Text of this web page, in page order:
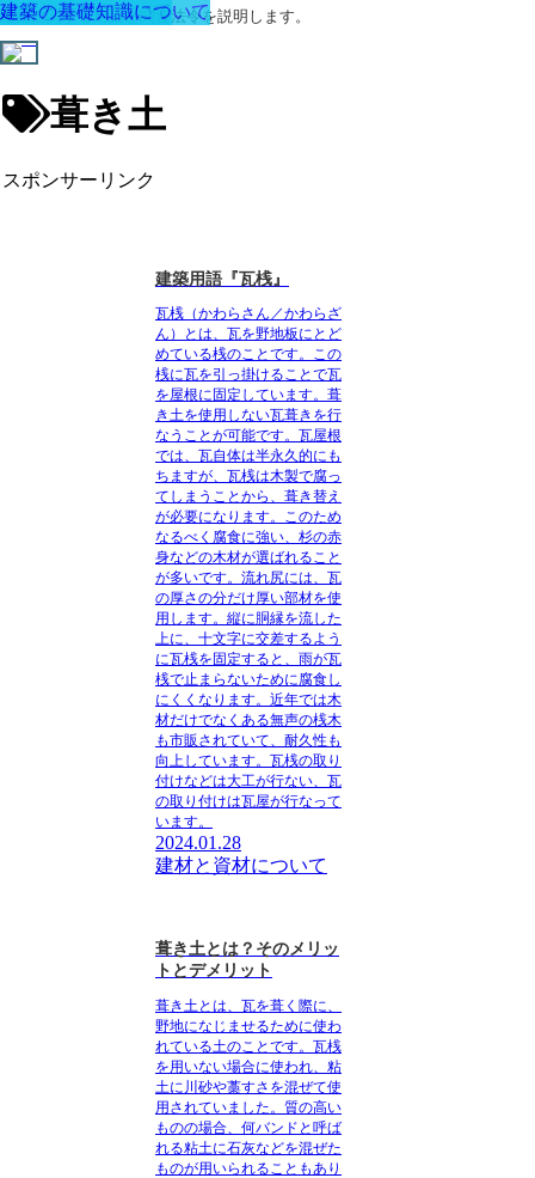
建築に関する用語と関連法令を説明します。
葺き土
スポンサーリンク
建材と資材について
建築用語『瓦桟』
瓦桟（かわらさん／かわらざ
ん）とは、瓦を野地板にとど
めている桟のことです。この
桟に瓦を引っ掛けることで瓦
を屋根に固定しています。葺
き土を使用しない瓦葺きを行
なうことが可能です。瓦屋根
では、瓦自体は半永久的にも
ちますが、 瓦桟は木製で腐っ
てしまうことから、葺き替え
が必要になります。このため
なるべく腐食に強い、杉の赤
身などの木材が選ばれること
が多いです。流れ尻には、瓦
の厚さの分だけ厚い部材を使
用します。縦に胴縁を流した
上に、十文字に交差するよう
に瓦桟を固定すると、雨が瓦
桟で止まらないために腐食し
にくくなります。近年では木
材だけでなくある無声の桟木
も市販されていて、耐久性も
向上しています。瓦桟の取り
付けなどは大工が行ない、瓦
の取り付けは瓦屋が行なって
います。
2024.01.28
建材と資材について
建築の基礎知識について
葺き土とは？そのメリッ
トとデメリット
葺き土とは、瓦を葺く際に、
野地になじませるために使わ
れている土のことです。瓦桟
を用いない場合に使われ、粘
土に川砂や藁すさを混ぜて使
用されていました。質の高い
ものの場合、何バンドと呼ば
れる粘土に石灰などを混ぜた
ものが用いられることもあり